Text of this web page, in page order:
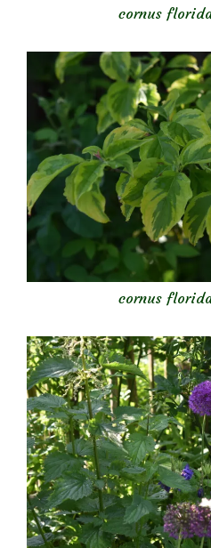
cornus florida
cornus florida